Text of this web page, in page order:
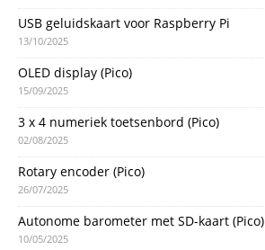
USB geluidskaart voor Raspberry Pi
13/10/2025
OLED display (Pico)
15/09/2025
3 x 4 numeriek toetsenbord (Pico)
02/08/2025
Rotary encoder (Pico)
26/07/2025
Autonome barometer met SD-kaart (Pico)
10/05/2025